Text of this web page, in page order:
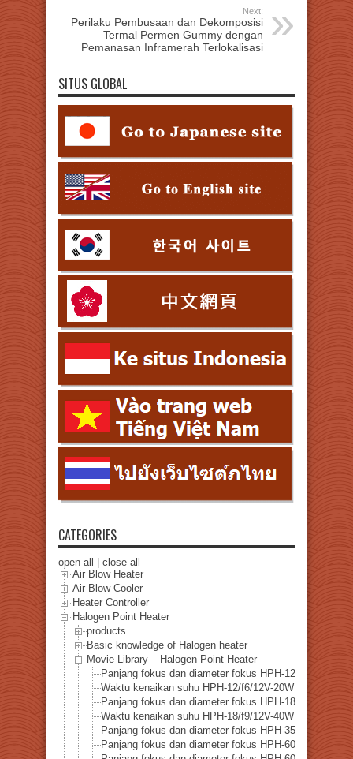
Next:
Perilaku Pembusaan dan Dekomposisi
Termal Permen Gummy dengan
Pemanasan Inframerah Terlokalisasi
SITUS GLOBAL
CATEGORIES
open all
close all
Air Blow Heater
Air Blow Cooler
Heater Controller
Halogen Point Heater
products
Basic knowledge of Halogen heater
Movie Library – Halogen Point Heater
Panjang fokus dan diameter fokus HPH-12
Waktu kenaikan suhu HPH-12/f6/12V-20W
Panjang fokus dan diameter fokus HPH-18
Waktu kenaikan suhu HPH-18/f9/12V-40W
Panjang fokus dan diameter fokus HPH-35
Panjang fokus dan diameter fokus HPH-60/f30